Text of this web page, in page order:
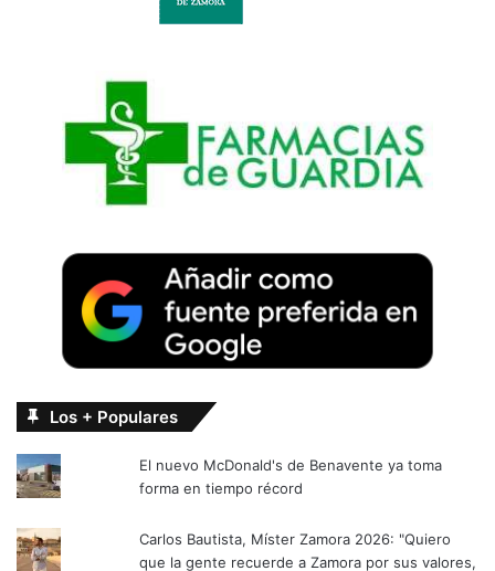
Los + Populares
El nuevo McDonald's de Benavente ya toma
forma en tiempo récord
Carlos Bautista, Míster Zamora 2026: "Quiero
que la gente recuerde a Zamora por sus valores,